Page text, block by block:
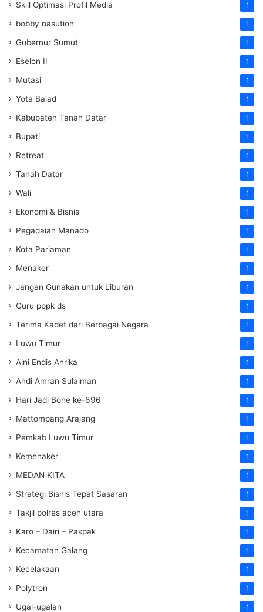
Skill Optimasi Profil Media 1
bobby nasution 1
Gubernur Sumut 1
Eselon II 1
Mutasi 1
Yota Balad 1
Kabupaten Tanah Datar 1
Bupati 1
Retreat 1
Tanah Datar 1
Wali 1
Ekonomi & Bisnis 1
Pegadaian Manado 1
Kota Pariaman 1
Menaker 1
Jangan Gunakan untuk Liburan 1
Guru pppk ds 1
Terima Kadet dari Berbagai Negara 1
Luwu Timur 1
Aini Endis Anrika 1
Andi Amran Sulaiman 1
Hari Jadi Bone ke-696 1
Mattompang Arajang 1
Pemkab Luwu Timur 1
Kemenaker 1
MEDAN KITA 1
Strategi Bisnis Tepat Sasaran 1
Takjil polres aceh utara 1
Karo – Dairi – Pakpak 1
Kecamatan Galang 1
Kecelakaan 1
Polytron 1
Ugal-ugalan 1